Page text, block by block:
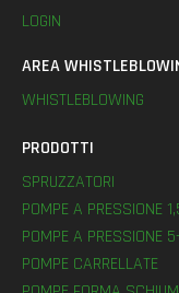
LOGIN
AREA
WHISTLEBLOWING
PRODOTTI
SPRUZZATORI
POMPE A PRESSIONE
POMPE A PRESSIONE
POMPE CARRELLATE